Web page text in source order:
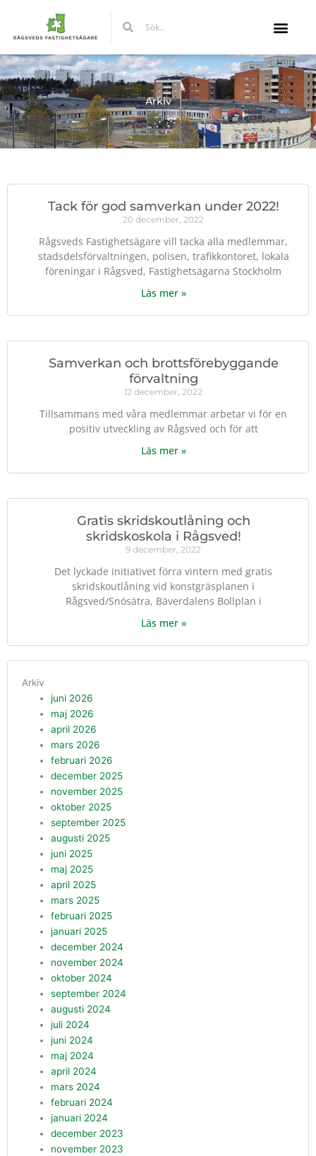
innehåll
Arkiv
Tack för god samverkan under 2022!
20 december, 2022
Rågsveds Fastighetsägare vill tacka alla medlemmar,
stadsdelsförvaltningen, polisen, trafikkontoret, lokala
föreningar i Rågsved, Fastighetsägarna Stockholm
Läs mer »
Samverkan och brottsförebyggande
förvaltning
12 december, 2022
Tillsammans med våra medlemmar arbetar vi för en
positiv utveckling av Rågsved och för att
Läs mer »
Gratis skridskoutlåning och
skridskoskola i Rågsved!
9 december, 2022
Det lyckade initiativet förra vintern med gratis
skridskoutlåning vid konstgräsplanen i
Rågsved/Snösätra, Bäverdalens Bollplan i
Läs mer »
Arkiv
juni 2026
maj 2026
april 2026
mars 2026
februari 2026
december 2025
november 2025
oktober 2025
september 2025
augusti 2025
juni 2025
maj 2025
april 2025
mars 2025
februari 2025
januari 2025
december 2024
november 2024
oktober 2024
september 2024
augusti 2024
juli 2024
juni 2024
maj 2024
april 2024
mars 2024
februari 2024
januari 2024
december 2023
november 2023